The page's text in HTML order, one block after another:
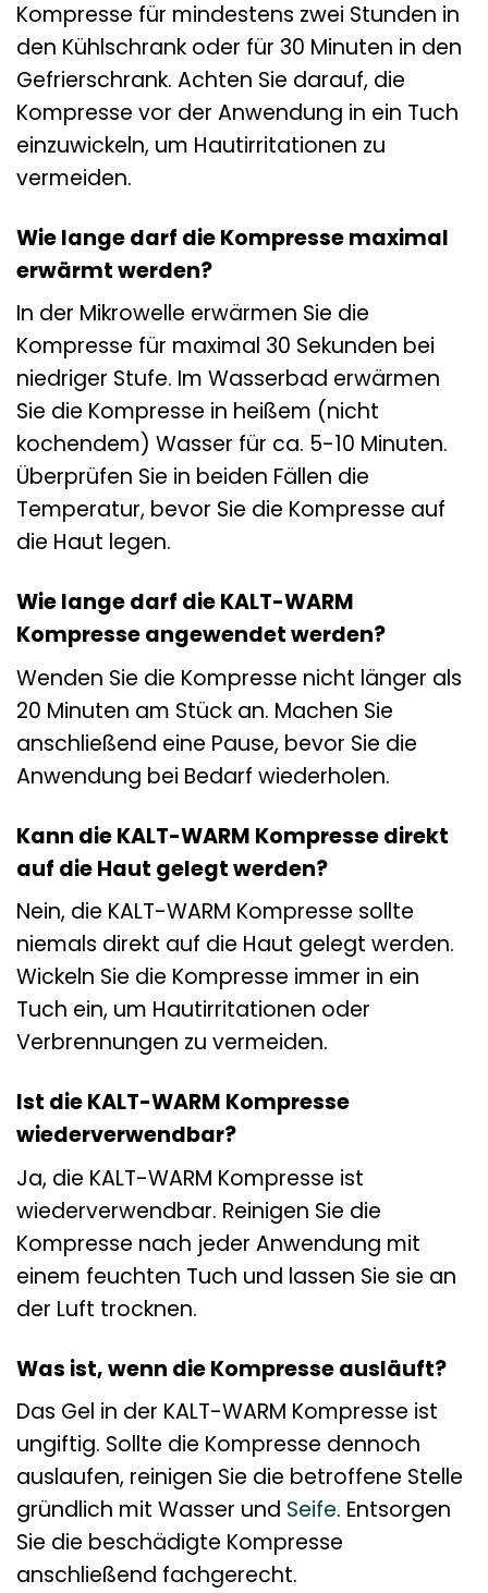
Kompresse für mindestens zwei Stunden in
den Kühlschrank oder für 30 Minuten in den
Gefrierschrank. Achten Sie darauf, die
Kompresse vor der Anwendung in ein Tuch
einzuwickeln, um Hautirritationen zu
vermeiden.
Wie lange darf die Kompresse maximal
erwärmt werden?
In der Mikrowelle erwärmen Sie die
Kompresse für maximal 30 Sekunden bei
niedriger Stufe. Im Wasserbad erwärmen
Sie die Kompresse in heißem (nicht
kochendem) Wasser für ca. 5-10 Minuten.
Überprüfen Sie in beiden Fällen die
Temperatur, bevor Sie die Kompresse auf
die Haut legen.
Wie lange darf die KALT-WARM
Kompresse angewendet werden?
Wenden Sie die Kompresse nicht länger als
20 Minuten am Stück an. Machen Sie
anschließend eine Pause, bevor Sie die
Anwendung bei Bedarf wiederholen.
Kann die KALT-WARM Kompresse direkt
auf die Haut gelegt werden?
Nein, die KALT-WARM Kompresse sollte
niemals direkt auf die Haut gelegt werden.
Wickeln Sie die Kompresse immer in ein
Tuch ein, um Hautirritationen oder
Verbrennungen zu vermeiden.
Ist die KALT-WARM Kompresse
wiederverwendbar?
Ja, die KALT-WARM Kompresse ist
wiederverwendbar. Reinigen Sie die
Kompresse nach jeder Anwendung mit
einem feuchten Tuch und lassen Sie sie an
der Luft trocknen.
Was ist, wenn die Kompresse ausläuft?
Das Gel in der KALT-WARM Kompresse ist
ungiftig. Sollte die Kompresse dennoch
auslaufen, reinigen Sie die betroffene Stelle
gründlich mit Wasser und Seife. Entsorgen
Sie die beschädigte Kompresse
anschließend fachgerecht.